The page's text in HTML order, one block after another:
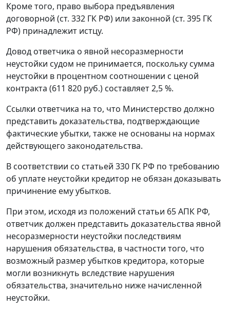
Кроме того, право выбора предъявления
договорной (ст. 332 ГК РФ) или законной (ст. 395 ГК
РФ) принадлежит истцу.
Довод ответчика о явной несоразмерности
неустойки судом не принимается, поскольку сумма
неустойки в процентном соотношении с ценой
контракта (611 820 руб.) составляет 2,5 %.
Ссылки ответчика на то, что Министерство должно
представить доказательства, подтверждающие
фактические убытки, также не основаны на нормах
действующего законодательства.
В соответствии со статьей 330 ГК РФ по требованию
об уплате неустойки кредитор не обязан доказывать
причинение ему убытков.
При этом, исходя из положений статьи 65АПК РФ,
ответчик должен представить доказательства явной
несоразмерности неустойки последствиям
нарушения обязательства, в частности того, что
возможный размер убытков кредитора, которые
могли возникнуть вследствие нарушения
обязательства, значительно ниже начисленной
неустойки.